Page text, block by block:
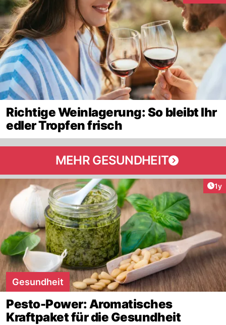
Richtige Weinlagerung: So bleibt Ihr
edler Tropfen frisch
MEHR GESUNDHEIT
1y
Gesundheit
Pesto-Power: Aromatisches
Kraftpaket für die Gesundheit